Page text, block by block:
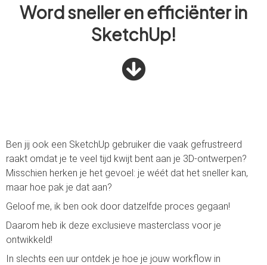
Word sneller en efficiënter in
SketchUp!
Ben jij ook een SketchUp gebruiker die vaak gefrustreerd
raakt omdat je te veel tijd kwijt bent aan je 3D-ontwerpen?
Misschien herken je het gevoel: je wéét dat het sneller kan,
maar hoe pak je dat aan?
Geloof me, ik ben ook door datzelfde proces gegaan!
Daarom heb ik deze exclusieve masterclass voor je
ontwikkeld!
In slechts een uur ontdek je hoe je jouw workflow in